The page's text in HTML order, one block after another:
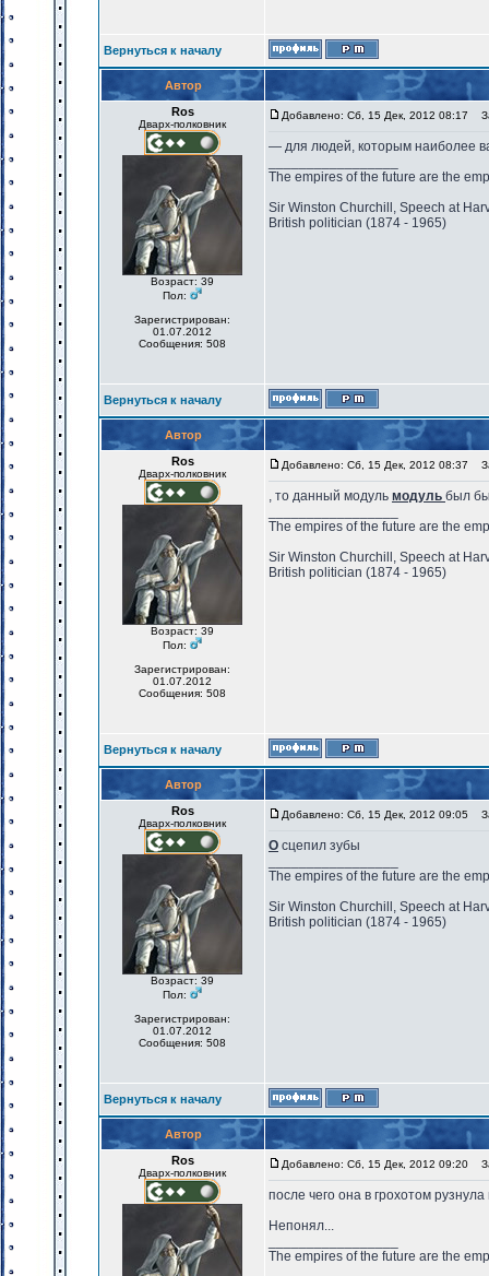
Вернуться к началу
Автор
Ros
Дварх-полковник
Возраст: 39
Пол:
Зарегистрирован:
01.07.2012
Сообщения: 508
Добавлено: Сб, 15 Дек, 2012 08:17
— для людей, которым наиболее
The empires of the future are the
Sir Winston Churchill, Speech at
British politician (1874 - 1965)
Вернуться к началу
Автор
Ros
Дварх-полковник
Возраст: 39
Пол:
Зарегистрирован:
01.07.2012
Сообщения: 508
Добавлено: Сб, 15 Дек, 2012 08:37
, то данный модуль модуль был
The empires of the future are the
Sir Winston Churchill, Speech at
British politician (1874 - 1965)
Вернуться к началу
Автор
Ros
Дварх-полковник
Возраст: 39
Пол:
Зарегистрирован:
01.07.2012
Сообщения: 508
Добавлено: Сб, 15 Дек, 2012 09:05
О сцепил зубы
The empires of the future are the
Sir Winston Churchill, Speech at
British politician (1874 - 1965)
Вернуться к началу
Автор
Ros
Дварх-полковник
Добавлено: Сб, 15 Дек, 2012 09:20
после чего она в грохотом рузнула
Непонял...
The empires of the future are the